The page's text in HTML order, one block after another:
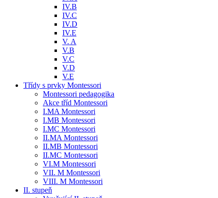
IV.B
IV.C
IV.D
IV.E
V. A
V.B
V.C
V.D
V.E
Třídy s prvky Montessori
Montessori pedagogika
Akce tříd Montessori
I.MA Montessori
I.MB Montessori
I.MC Montessori
II.MA Montessori
II.MB Montessori
II.MC Montessori
VI.M Montessori
VII. M Montessori
VIII. M Montessori
II. stupeň